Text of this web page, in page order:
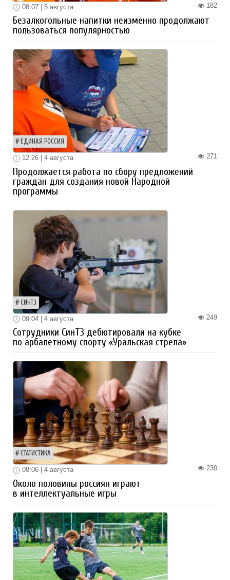
182
08:07 | 5 августа
Безалкогольные напитки неизменно продолжают
пользоваться популярностью
ЕДИНАЯ РОССИЯ
271
12:26 | 4 августа
Продолжается работа по сбору предложений
граждан для создания новой Народной
программы
СИНТЗ
249
09:04 | 4 августа
Сотрудники СинТЗ дебютировали на кубке
по арбалетному спорту «Уральская стрела»
СТАТИСТИКА
230
08:06 | 4 августа
Около половины россиян играют
в интеллектуальные игры